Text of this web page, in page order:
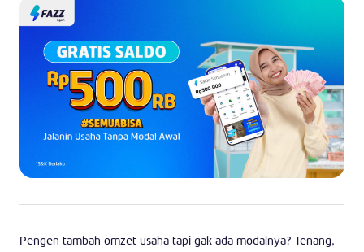
Pengen tambah omzet usaha tapi gak ada modalnya? Tenang,